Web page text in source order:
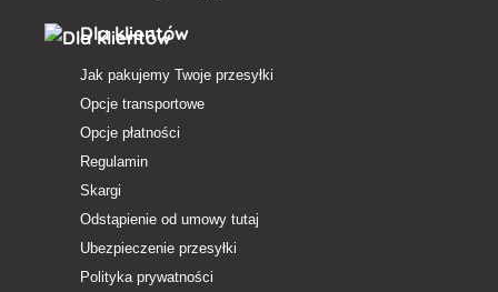
Dla klientów
Jak pakujemy Twoje przesyłki
Opcje transportowe
Opcje płatności
Regulamin
Skargi
Odstąpienie od umowy tutaj
Ubezpieczenie przesyłki
Polityka prywatności